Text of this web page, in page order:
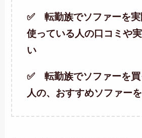
✅ 転勤族でソファーを実
使っている人の口コミや
い
✅ 転勤族でソファーを買
人の、おすすめソファー